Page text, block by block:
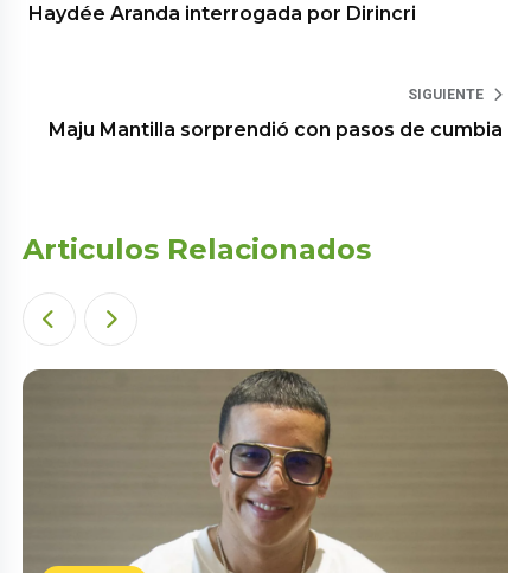
Haydée Aranda interrogada por Dirincri
SIGUIENTE
Maju Mantilla sorprendió con pasos de cumbia
Articulos Relacionados